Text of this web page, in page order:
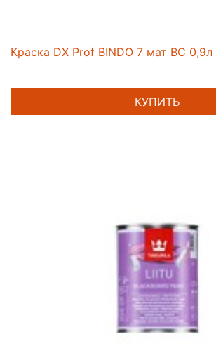
Краска DX Prof BINDO 7 мат BC 0,9л
КУПИТЬ